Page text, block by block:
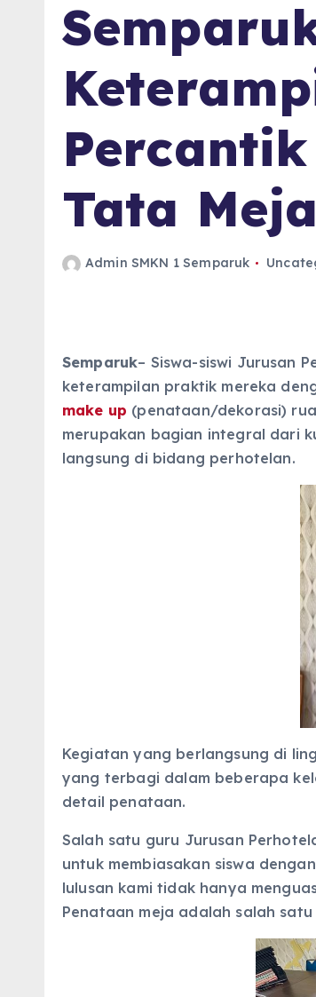
Tata
Admin SMKN 1 Semparuk
Semparuk– Siswa-siswi Jurusan
keterampilan praktik mereka
make up (penataan/dekorasi)
merupakan bagian integral dari
langsung di bidang perhotelan.
Kegiatan yang berlangsung di
yang terbagi dalam beberapa
detail penataan.
Salah satu guru Jurusan
untuk membiasakan siswa
lulusan kami tidak hanya
Penataan meja adalah salah